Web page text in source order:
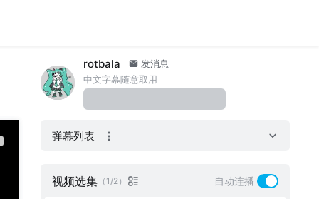
rotbala
发消息
中文字幕随意取用
弹幕列表
视频选集 （1/2） 自动连播